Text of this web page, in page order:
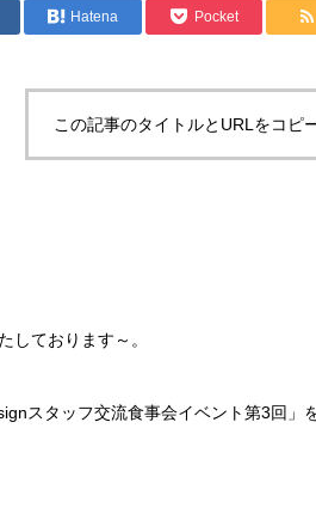
Hatena Pocket
この記事のタイトルとURLをコピ
しております～。
スタッフ交流食事会イベント第3回」